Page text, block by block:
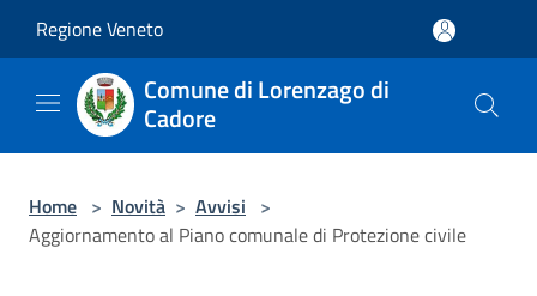
Regione Veneto
Comune di Lorenzago di
Cadore
Home > Novità > Avvisi >
Aggiornamento al Piano comunale di Protezione civile